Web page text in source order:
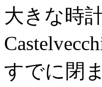
大きな時
すでに閉